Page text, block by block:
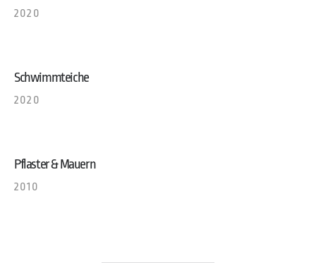
2020
Schwimmteiche
2020
Pflaster & Mauern
2010